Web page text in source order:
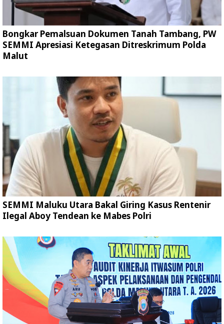
Bongkar Pemalsuan Dokumen Tanah Tambang, PW
SEMMI Apresiasi Ketegasan Ditreskrimum Polda
Malut
SEMMI Maluku Utara Bakal Giring Kasus Rentenir
Ilegal Aboy Tendean ke Mabes Polri